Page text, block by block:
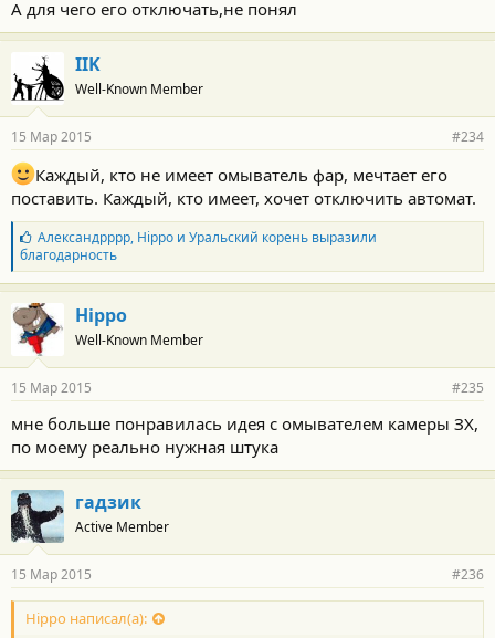
А для чего его отключать,не понял
IIK
Well-Known Member
15 Мар 2015 #234
Каждый, кто не имеет омыватель фар, мечтает его
поставить. Каждый, кто имеет, хочет отключить автомат.
Б
л
а
г
о
д
а
р
о
т
и
:
Александрррр, Hippoи Уральский кореньвыразили
благодарность
Hippo
Well-Known Member
15 Мар 2015 #235
мне больше понравилась идея с омывателем камеры ЗХ,
по моему реально нужная штука
гадзик
Active Member
15 Мар 2015 #236
Hippo написал(а):